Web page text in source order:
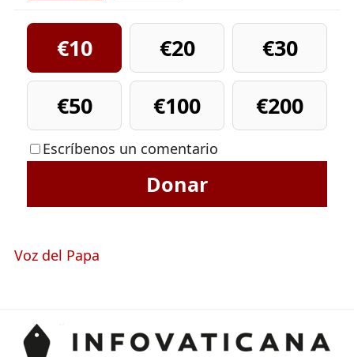
€10 €20
€30
€50
€100 €200
Escríbenos un comentario
Donar
Voz del Papa